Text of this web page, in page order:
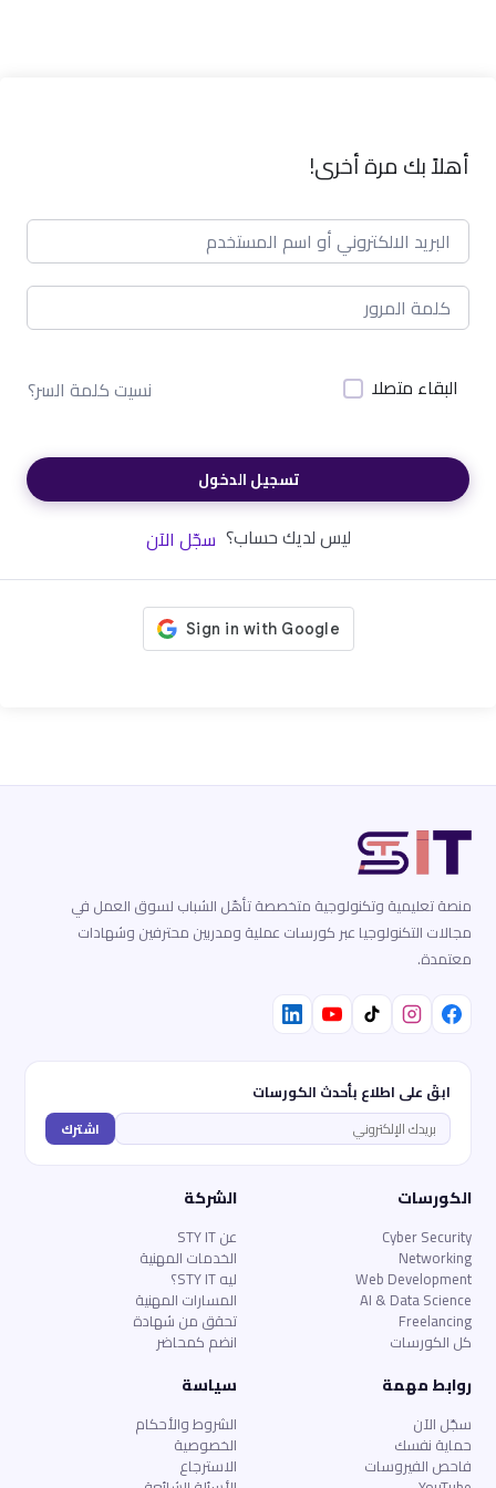
أهلاً بك مرة أخرى!
البقاء متصلا نسيت كلمة السر؟
تسجيل الدخول
ليس لديك حساب؟ سجّل الآن
منصة تعليمية وتكنولوجية متخصصة تأهّل الشباب لسوق العمل في
مجالات التكنولوجيا عبر كورسات عملية ومدربين محترفين وشهادات
معتمدة.
ابقَ على اطلاع بأحدث الكورسات
اشترك
الكورسات
Cyber Security
Networking
Web Development
AI & Data Science
Freelancing
كل الكورسات
الشركة
عن STY IT
الخدمات المهنية
ليه STY IT؟
المسارات المهنية
تحقق من شهادة
انضم كمحاضر
روابط مهمة
سجّل الآن
حماية نفسك
فاحص الفيروسات
سياسة
الشروط والأحكام
الخصوصية
الاسترجاع